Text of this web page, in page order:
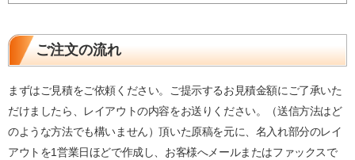
ご注文の流れ
まずはご見積をご依頼ください。ご提示するお見積金額にご了承いた
だけましたら、レイアウトの内容をお送りください。（送信方法はど
のような方法でも構いません）頂いた原稿を元に、名入れ部分のレイ
アウトを1営業日ほどで作成し、お客様へメールまたはファックスで